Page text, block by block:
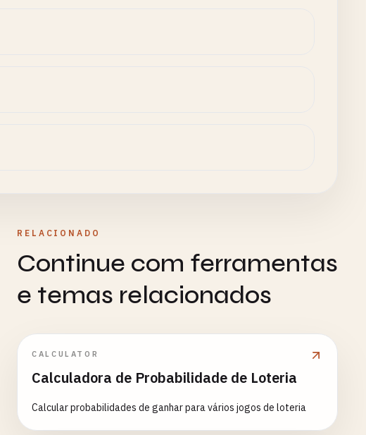
RELACIONADO
Continue com ferramentas
e temas relacionados
CALCULATOR
Calculadora de Probabilidade de Loteria
Calcular probabilidades de ganhar para vários jogos de loteria